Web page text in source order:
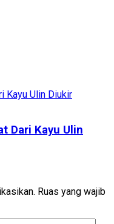
Dari Kayu Ulin
Ruas yang wajib